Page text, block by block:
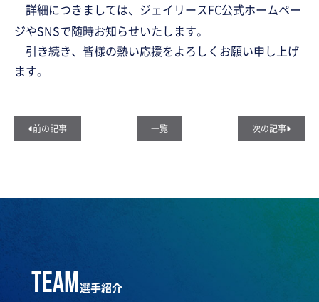
詳細につきましては、ジェイリースFC公式ホームペー
ジやSNSで随時お知らせいたします。
引き続き、皆様の熱い応援をよろしくお願い申し上げ
ます。
前の記事 一覧 次の記事
team選手紹介